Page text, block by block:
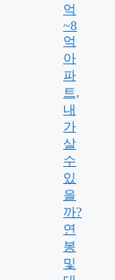
억
~8
억
아
파
트,
내
가
살
수
있
을
까?
연
봉
및